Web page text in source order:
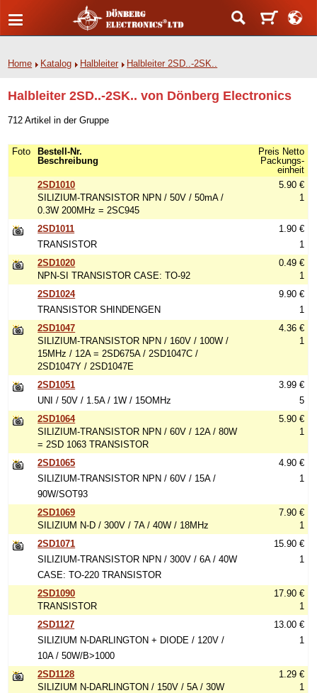
Home Katalog Halbleiter Halbleiter 2SD..-2SK..
Halbleiter 2SD..-2SK.. von Dönberg Electronics
712 Artikel in der Gruppe
Foto
Bestell-Nr.
Beschreibung
Preis Netto
Packungs-
einheit
2SD1010
SILIZIUM-TRANSISTOR NPN / 50V / 50mA /
0.3W 200MHz = 2SC945
5.90 €
1
2SD1011
TRANSISTOR
1.90 €
1
2SD1020
NPN-SI TRANSISTOR CASE: TO-92
0.49 €
1
2SD1024
TRANSISTOR SHINDENGEN
9.90 €
1
2SD1047
SILIZIUM-TRANSISTOR NPN / 160V / 100W /
15MHz / 12A = 2SD675A / 2SD1047C /
2SD1047Y / 2SD1047E
4.36 €
1
2SD1051
UNI / 50V / 1.5A / 1W / 15OMHz
3.99 €
5
2SD1064
SILIZIUM-TRANSISTOR NPN / 60V / 12A / 80W
= 2SD 1063 TRANSISTOR
5.90 €
1
2SD1065
SILIZIUM-TRANSISTOR NPN / 60V / 15A /
90W/SOT93
4.90 €
1
2SD1069
SILIZIUM N-D / 300V / 7A / 40W / 18MHz
7.90 €
1
2SD1071
SILIZIUM-TRANSISTOR NPN / 300V / 6A / 40W
CASE: TO-220 TRANSISTOR
15.90 €
1
2SD1090
TRANSISTOR
17.90 €
1
2SD1127
SILIZIUM N-DARLINGTON + DIODE / 120V /
10A / 50W/B>1000
13.00 €
1
2SD1128
SILIZIUM N-DARLINGTON / 150V / 5A / 30W
1.29 €
1